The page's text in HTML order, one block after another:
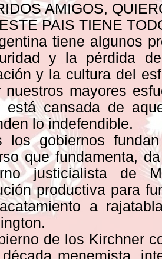
AMIGOS,
PAIS TIENE
tiene algunos
y la pérdida
y la cultura del
nuestros mayores
está cansada de
lo indefendible.
los gobiernos
que fundamenta,
justicialista de
productiva para
a
de los Kirchner
menemista,